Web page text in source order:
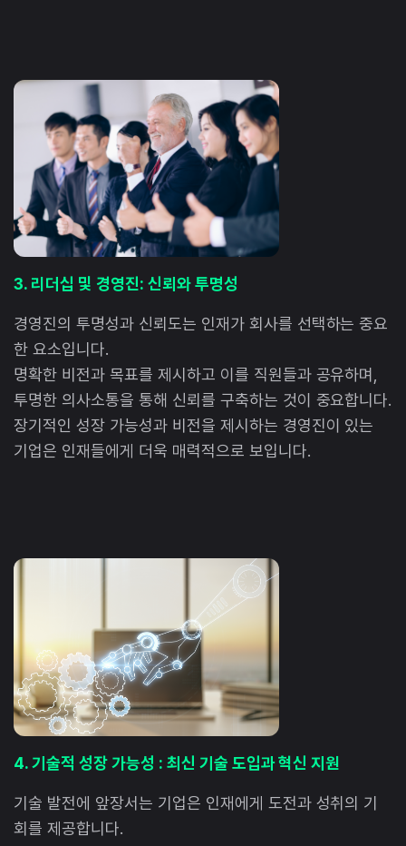
3. 리더십 및 경영진: 신뢰와 투명성
경영진의 투명성과 신뢰도는 인재가 회사를 선택하는 중요
한 요소입니다.
명확한 비전과 목표를 제시하고 이를 직원들과 공유하며,
투명한 의사소통을 통해 신뢰를 구축하는 것이 중요합니다.
장기적인 성장 가능성과 비전을 제시하는 경영진이 있는
기업은 인재들에게 더욱 매력적으로 보입니다.
4. 기술적 성장 가능성 : 최신 기술 도입과 혁신 지원
기술 발전에 앞장서는 기업은 인재에게 도전과 성취의 기
회를 제공합니다.